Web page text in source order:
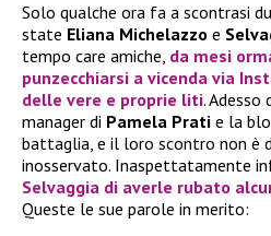
Solo qualche ora fa a scontrasi
state Eliana Michelazzo e
tempo care amiche, da mesi
punzecchiarsi a vicenda via
delle vere e proprie liti. Adesso
manager di Pamela Prati e la
battaglia, e il loro scontro non è
inosservato. Inaspettatamente
Selvaggia di averle rubato
Queste le sue parole in merito: